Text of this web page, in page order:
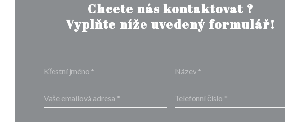
Chcete nás kontaktovat ?
Vyplňte níže uvedený formulář!